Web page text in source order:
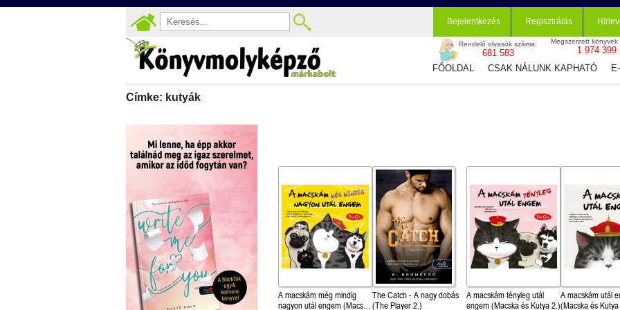
Bejelentkezés Regisztrálás
Rendelő olvasók száma:
681 583
Megszerzett könyvek
1 974 399
FŐOLDAL
CSAK NÁLUNK KAPHATÓ
Címke: kutyák
A macskám még mindig
nagyon utál engem (Macska
The Catch - A nagy dobás
(The Player 2.)
A macskám tényleg utál
engem (Macska és Kutya 2.)
A macskám utál
(Macska és